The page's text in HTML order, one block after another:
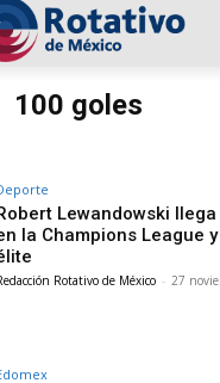
100 goles
Lewandowski
la Champions League
Rotativo de México - 27